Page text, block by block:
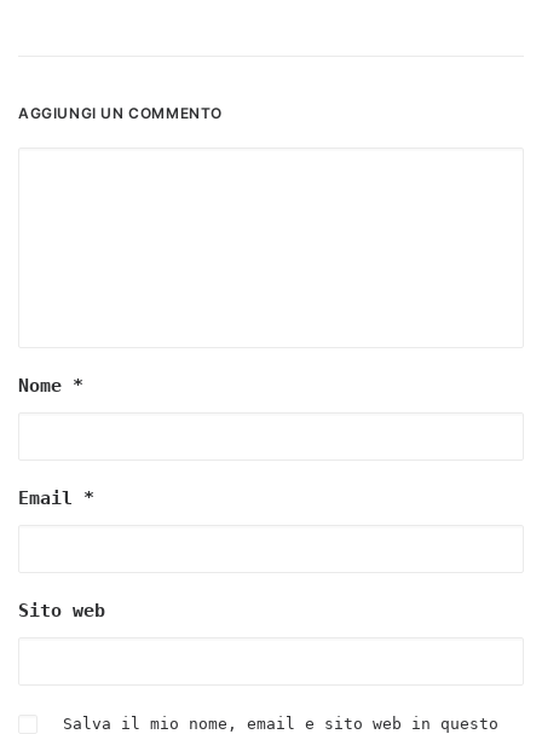
AGGIUNGI UN COMMENTO
Nome *
Email *
Sito web
Salva il mio nome, email e sito web in questo